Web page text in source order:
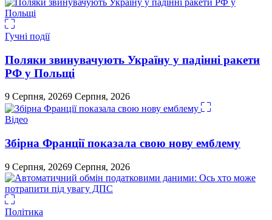
Гучні події
Поляки звинувачують Україну у падінні ракети
РФ у Польщі
9 Серпня, 20269 Серпня, 2026
Відео
Збірна Франції показала свою нову емблему
9 Серпня, 20269 Серпня, 2026
Політика